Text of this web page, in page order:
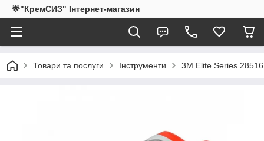
🌟"КремСИЗ" Інтернет-магазин
Товари та послуги Інструменти 3M Elite Series